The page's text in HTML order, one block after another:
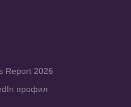
Report 2026
профил